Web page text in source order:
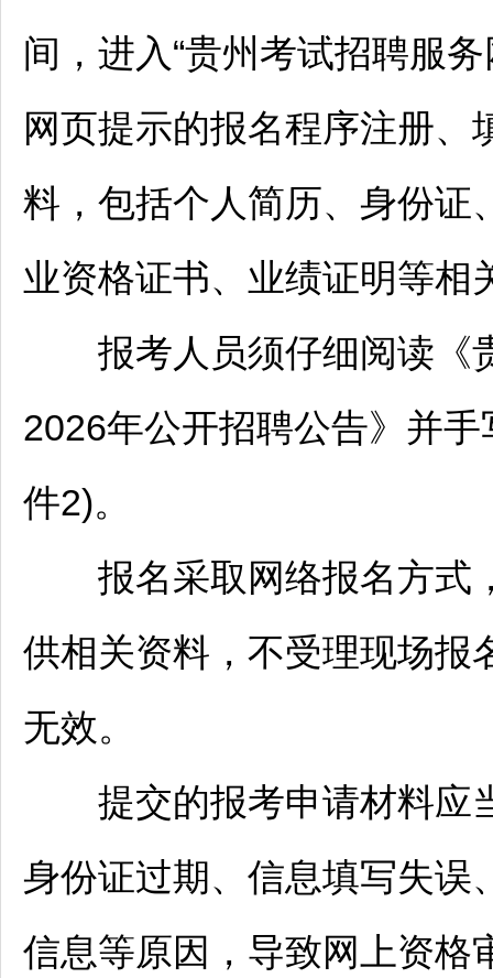
间，进入“贵州考试招聘服
网页提示的报名程序注册
料，包括个人简历、身份证
业资格证书、业绩证明等相
报考人员须仔细阅读《
2026年公开招聘公告》并手
件2)。
报名采取网络报名方式
供相关资料，不受理现场报
无效。
提交的报考申请材料应
身份证过期、信息填写失误
信息等原因，导致网上资格